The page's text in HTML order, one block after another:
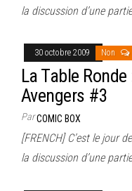
la discussion d’une
30 octobre 2009 Non
La Table
Avengers #3
ParCOMIC BOX
[FRENCH] C’est le jour
la discussion d’une